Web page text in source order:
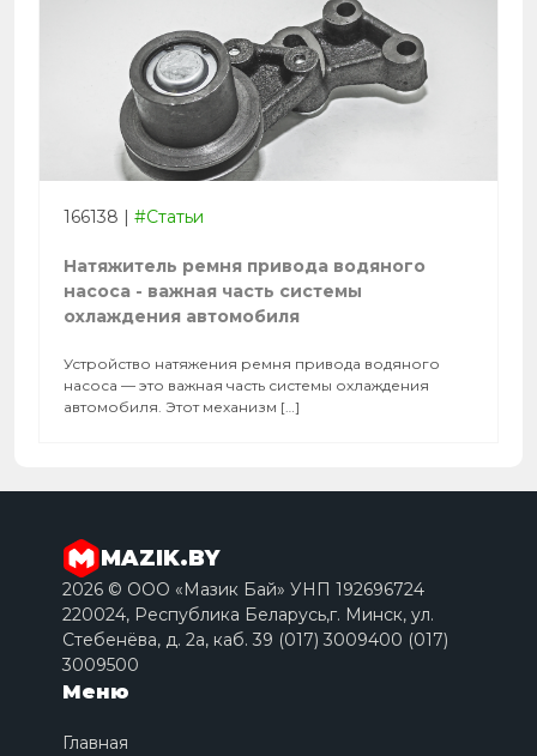
166138 | #Статьи
Натяжитель ремня привода водяного
насоса - важная часть системы
охлаждения автомобиля
Устройство натяжения ремня привода водяного
насоса — это важная часть системы охлаждения
автомобиля. Этот механизм […]
MAZIK.BY
2026 © ООО «Мазик Бай» УНП 192696724
220024, Республика Беларусь,г. Минск, ул.
Стебенёва, д. 2a, каб. 39 (017) 3009400 (017)
3009500
Меню
Главная